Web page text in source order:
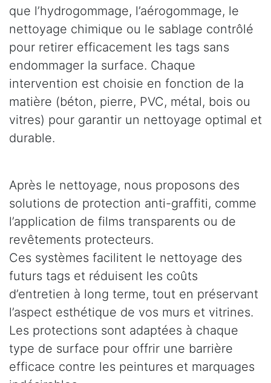
que l’hydrogommage, l’aérogommage, le
nettoyage chimique ou le sablage contrôlé
pour retirer efficacement les tags sans
endommager la surface. Chaque
intervention est choisie en fonction de la
matière (béton, pierre, PVC, métal, bois ou
vitres) pour garantir un nettoyage optimal et
durable.
Après le nettoyage, nous proposons des
solutions de protection anti-graffiti, comme
l’application de films transparents ou de
revêtements protecteurs.
Ces systèmes facilitent le nettoyage des
futurs tags et réduisent les coûts
d’entretien à long terme, tout en préservant
l’aspect esthétique de vos murs et vitrines.
Les protections sont adaptées à chaque
type de surface pour offrir une barrière
efficace contre les peintures et marquages